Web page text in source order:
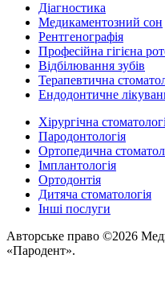
Діагностика
Медикаментозний сон
Рентгенографія
Професійна гігієна
Відбілювання зубів
Терапевтична
Ендодонтичне
Хірургічна
Пародонтологія
Ортопедична
Імплантологія
Ортодонтія
Дитяча стоматологія
Інші послуги
Авторське право ©2026
«Пародент».